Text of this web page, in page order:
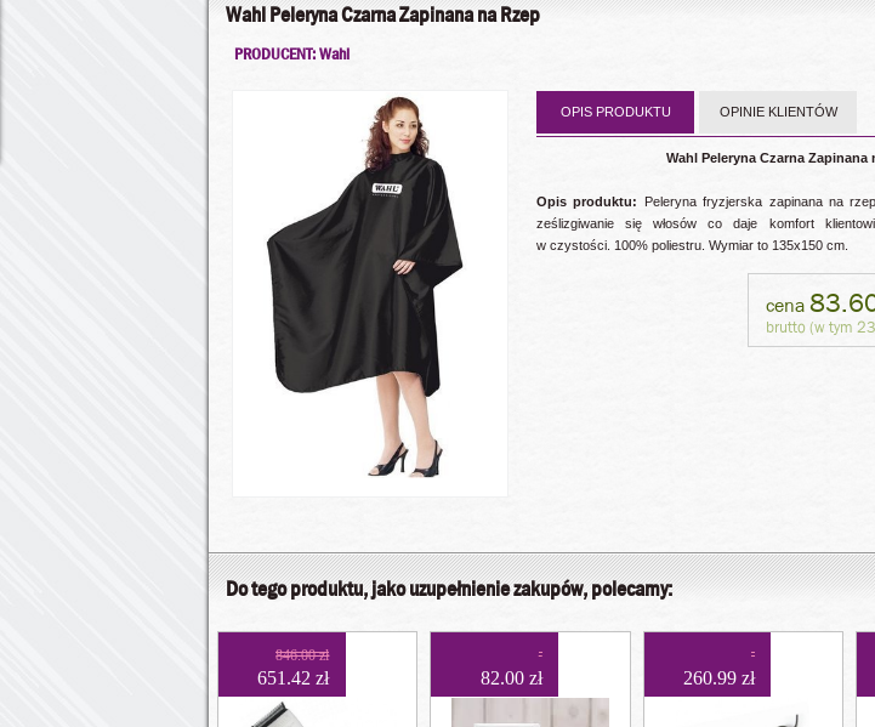
Wahl Peleryna Czarna Zapinana na Rzep
PRODUCENT: Wahl
OPIS PRODUKTU OPINIE KLIENTÓW
Wahl Peleryna Czarna Zapinana
Opis produktu:
Peleryna fryzjerska zapinana na
ześlizgiwanie się włosów co daje komfort
w czystości. 100% poliestru. Wymiar to 135x150 cm.
cena
brutto (w tym
Do tego produktu, jako uzupełnienie zakupów, polecamy:
846.00 zł
651.42 zł 82.00 zł 260.99 zł